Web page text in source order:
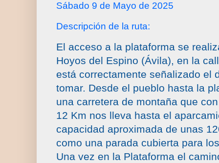
Sábado 9 de Mayo de 2025
Descripción de la ruta:
El acceso a la plataforma se
Hoyos del Espino (Ávila), en la
está correctamente señalizado el
tomar. Desde el pueblo hasta la
una carretera de montaña que
12 Km nos lleva hasta el
capacidad aproximada de unas
como una parada cubierta para
Una vez en la Plataforma el